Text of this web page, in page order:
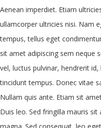
Aenean imperdiet. Etiam
ullamcorper ultricies nisi. Nam
tempus, tellus eget
sit amet adipiscing sem neque
vel, luctus pulvinar, hendrerit
tincidunt tempus. Donec vitae
Nullam quis ante. Etiam sit
Duis leo. Sed fringilla mauris